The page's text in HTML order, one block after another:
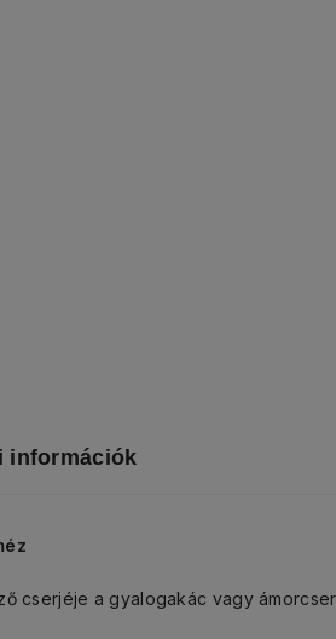
információk
cserjéje a gyalogakác vagy